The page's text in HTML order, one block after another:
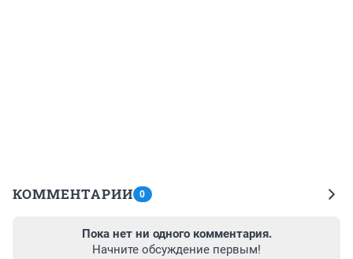
КОММЕНТАРИИ 0
Пока нет ни одного комментария.
Начните обсуждение первым!